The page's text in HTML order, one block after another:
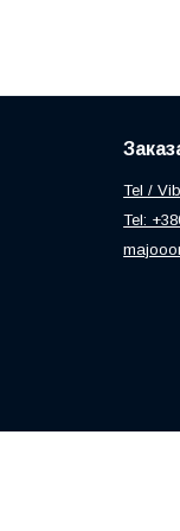
Tel /
Tel: